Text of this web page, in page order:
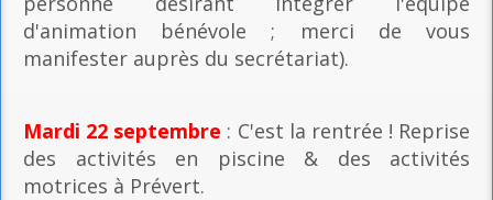
d'animation bénévole ; merci de vous
manifester auprès du secrétariat).
Mardi 22 septembre : C'est la rentrée ! Reprise
des activités en piscine & des activités
motrices à Prévert.